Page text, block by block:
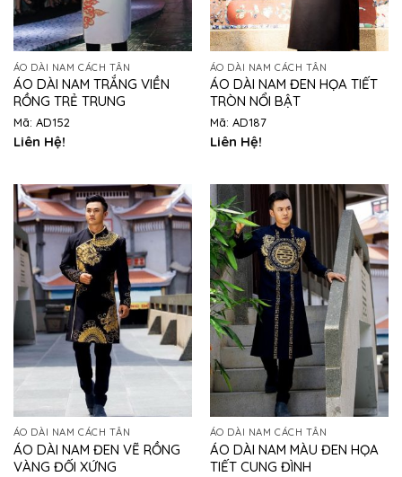
ÁO DÀI NAM CÁCH TÂN
ÁO DÀI NAM TRẮNG VIỀN
RỒNG TRẺ TRUNG
Mã: AD152
Liên Hệ!
ÁO DÀI NAM CÁCH TÂN
ÁO DÀI NAM ĐEN HỌA TIẾT
TRÒN NỔI BẬT
Mã: AD187
Liên Hệ!
ÁO DÀI NAM CÁCH TÂN
ÁO DÀI NAM ĐEN VẼ RỒNG
VÀNG ĐỐI XỨNG
ÁO DÀI NAM CÁCH TÂN
ÁO DÀI NAM MÀU ĐEN HỌA
TIẾT CUNG ĐÌNH